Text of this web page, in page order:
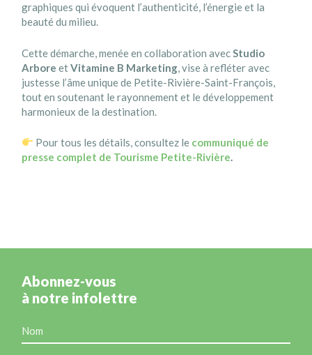
graphiques qui évoquent l’authenticité, l’énergie et la
beauté du milieu.
Cette démarche, menée en collaboration avec Studio
Arbore etVitamine B Marketing , vise à refléter avec
justesse l’âme unique de Petite-Rivière-Saint-François,
tout en soutenant le rayonnement et le développement
harmonieux de la destination.
Pour tous les détails, consultez le communiqué de
presse complet de Tourisme Petite-Rivière.
Abonnez-vous
à notre infolettre